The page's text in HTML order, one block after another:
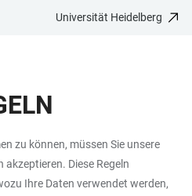
Universität Heidelberg
zu können, müssen Sie unsere
Diese Regeln
Ihre Daten verwendet werden,